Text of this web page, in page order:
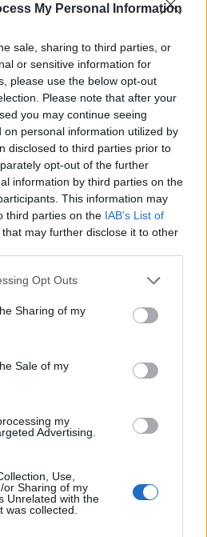
My Personal Information
sale, sharing to third parties, or
or sensitive information for
please use the below opt-out
Please note that after your
you may continue seeing
on personal information utilized by
disclosed to third parties prior to
opt-out of the further
information by third parties on the
This information may
third parties on the IAB’s List of
that may further disclose it to other
Opt Outs
Sharing of my
Sale of my
my
Advertising.
Use,
or Sharing of my
Unrelated with the
was collected.
kétszeresére nőtt a
időszakban a
mobil adatforgalma
alatt nagyjából 30
év azonos időszakihoz
az MTI
89 százalékkal nőtt a
hálózatán a december 24.
időszakban. A szolgáltató
több SMS-t küldtek,
Yettel ügyfelei...
hírarchívumához
tartalmazza: